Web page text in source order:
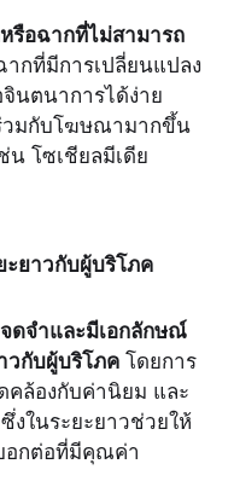
รือฉากที่ไม่สามารถ
ากที่มีการเปลี่ยนแปลง
นตนาการได้ง่าย
วมกับโฆษณามากขึ้น
น โซเชียลมีเดีย
ะยาวกับผู้บริโภค
ดจำและมีเอกลักษณ์
วกับผู้บริโภค โดยการ
ล้องกับค่านิยม และ
งในระยะยาวช่วยให้
อกต่อที่มีคุณค่า